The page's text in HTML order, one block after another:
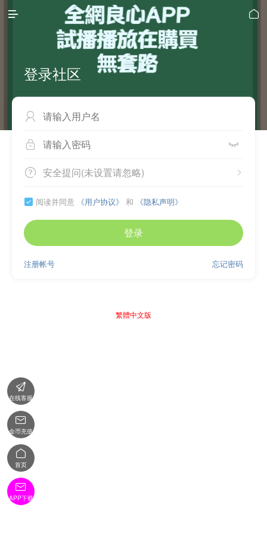
 
登录社区

 
 
安全提问(未设置请忽略)
 阅读并同意 《用户协议》 和 《隐私声明》
登录
忘记密码
注册帐号
繁體中文版

在线客服

金币充值

首页

APP下载